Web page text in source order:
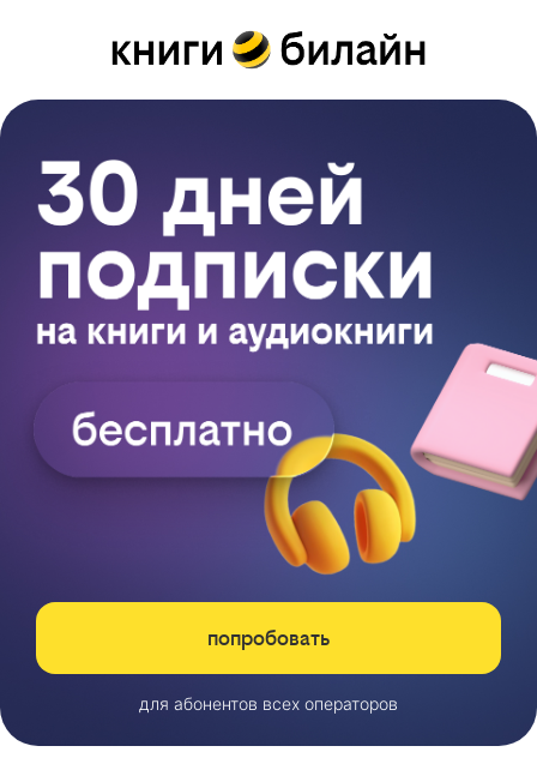
попробовать
для абонентов всех операторов